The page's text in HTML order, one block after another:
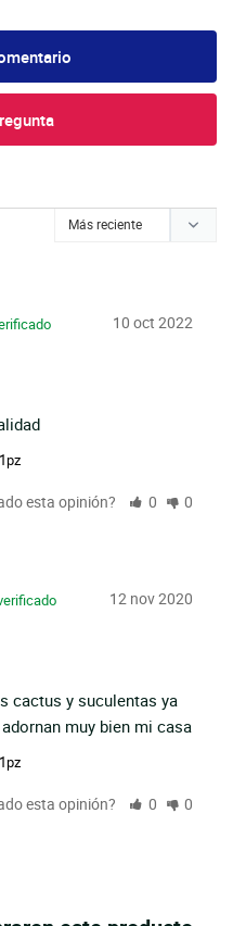
10 oct 2022
esta opinión? 0 0
12 nov 2020
cactus y suculentas ya
muy bien mi casa
esta opinión? 0 0